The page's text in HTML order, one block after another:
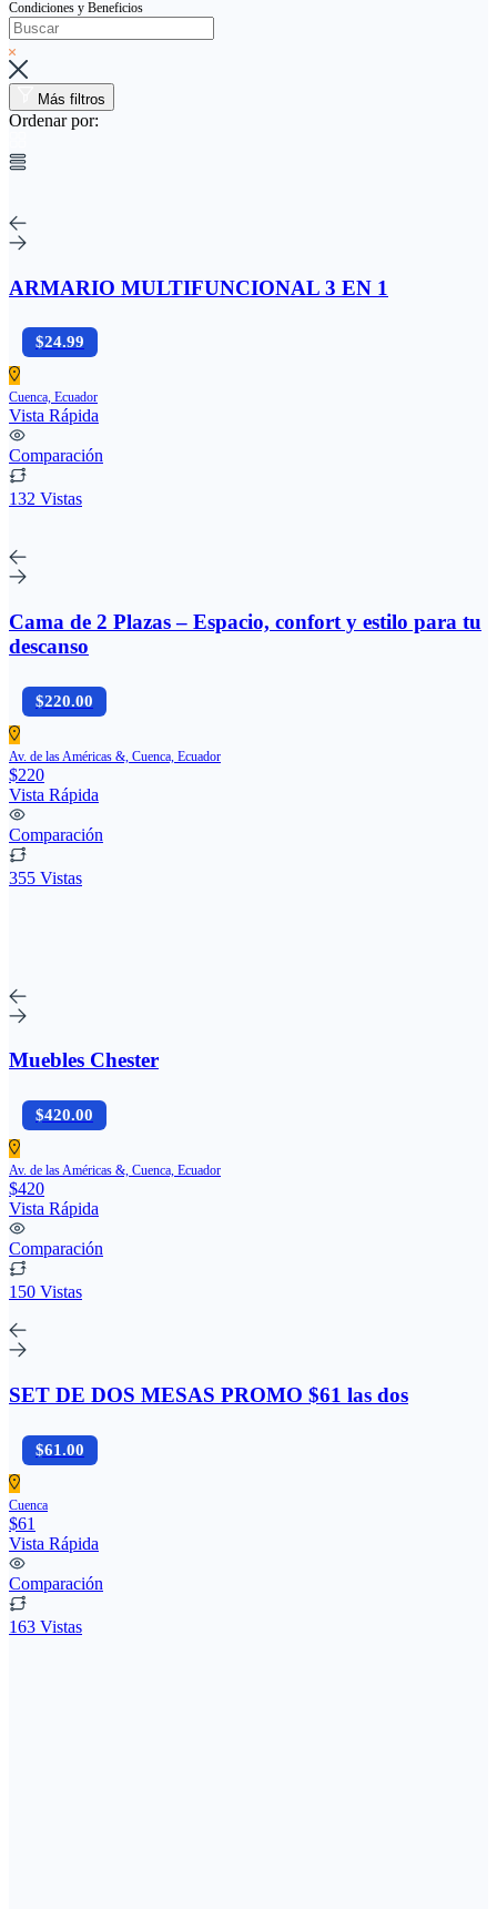
Condiciones y Beneficios
Más filtros
Ordenar por:
ARMARIO MULTIFUNCIONAL 3 EN 1
$24.99
Cuenca, Ecuador
Vista Rápida
Comparación
132 Vistas
Cama de 2 Plazas – Espacio, confort y estilo para tu
descanso
$220.00
Av. de las Américas &, Cuenca, Ecuador
$220
Vista Rápida
Comparación
355 Vistas
Muebles Chester
$420.00
Av. de las Américas &, Cuenca, Ecuador
$420
Vista Rápida
Comparación
150 Vistas
SET DE DOS MESAS PROMO $61 las dos
$61.00
Cuenca
$61
Vista Rápida
Comparación
163 Vistas